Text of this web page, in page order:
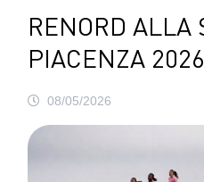
RENORD ALLA
PIACENZA 2026
08/05/2026